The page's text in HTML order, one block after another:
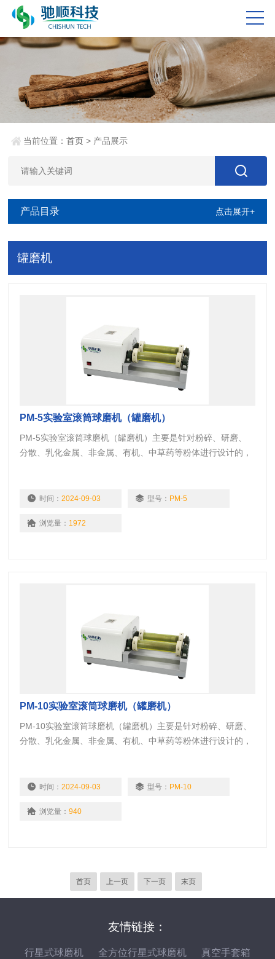
当前位置：首页 > 产品展示
产品目录 点击展开+
罐磨机
PM-5实验室滚筒球磨机（罐磨机）
PM-5实验室滚筒球磨机（罐磨机）主要是针对粉碎、研磨、
分散、乳化金属、非金属、有机、中草药等粉体进行设计的，
到粉碎、研磨、分散、乳化物料的目的。
时间：2024-09-03 型号： PM-5
浏览量： 1972
PM-10实验室滚筒球磨机（罐磨机）
PM-10实验室滚筒球磨机（罐磨机）主要是针对粉碎、研磨、
分散、乳化金属、非金属、有机、中草药等粉体进行设计的，
到粉碎、研磨、分散、乳化物料的目的。
时间：2024-09-03 型号： PM-10
浏览量：940
首页 上一页 下一页 末页
友情链接：
行星式球磨机 全方位行星式球磨机 真空手套箱